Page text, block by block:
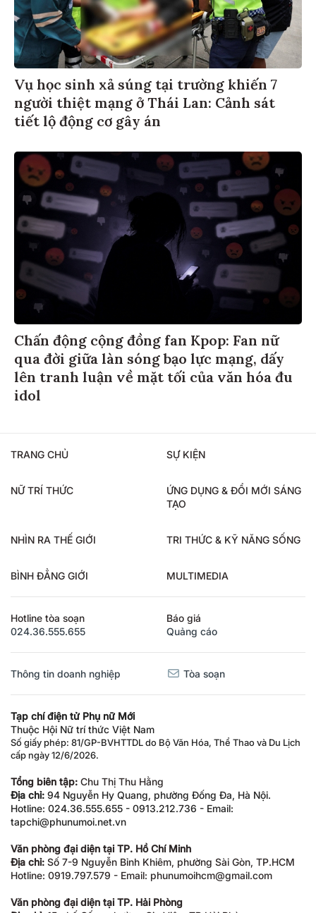
Vụ học sinh xả súng tại trường khiến 7
người thiệt mạng ở Thái Lan: Cảnh sát
tiết lộ động cơ gây án
Chấn động cộng đồng fan Kpop: Fan nữ
qua đời giữa làn sóng bạo lực mạng, dấy
lên tranh luận về mặt tối của văn hóa đu
idol
TRANG CHỦ SỰ KIỆN
NỮ TRÍ THỨC
ỨNG DỤNG & ĐỔI MỚI SÁNG
TẠO
NHÌN RA THẾ GIỚI TRI THỨC & KỸ NĂNG SỐNG
BÌNH ĐẲNG GIỚI MULTIMEDIA
Hotline tòa soạn
024.36.555.655
Báo giá
Quảng cáo
Thông tin doanh nghiệp Tòa soạn
Tạp chí điện tử Phụ nữ Mới
Thuộc Hội Nữ trí thức Việt Nam
Số giấy phép: 81/GP-BVHTTDL do Bộ Văn Hóa, Thể Thao và Du Lịch
cấp ngày 12/6/2026.
Tổng biên tập: Chu Thị Thu Hằng
Địa chỉ: 94 Nguyễn Hy Quang, phường Đống Đa, Hà Nội.
Hotline: 024.36.555.655 - 0913.212.736 - Email:
tapchi@phunumoi.net.vn
Văn phòng đại diện tại TP. Hồ Chí Minh
Địa chỉ: Số 7-9 Nguyễn Bỉnh Khiêm, phường Sài Gòn, TP.HCM
Hotline: 0919.797.579 - Email: phunumoihcm@gmail.com
Văn phòng đại diện tại TP. Hải Phòng